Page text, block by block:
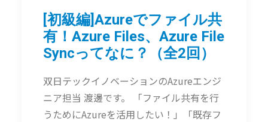
[初級編]Azureでファイル共
有！Azure Files、Azure File
Syncってなに？（全2回）
双日テックイノベーションのAzureエンジ
ニア担当 渡邊です。 「ファイル共有を行
うためにAzureを活用したい！」「既存フ